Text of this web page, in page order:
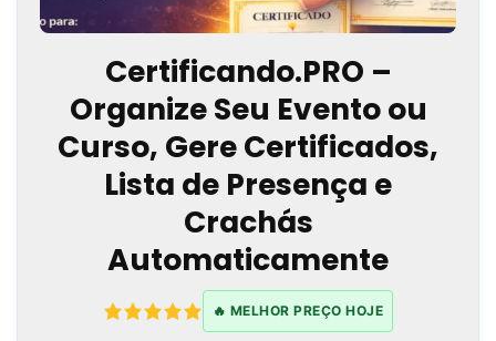
Certificando.PRO –
Organize Seu Evento ou
Curso, Gere Certificados,
Lista de Presença e
Crachás
Automaticamente
🔥 MELHOR PREÇO HOJE